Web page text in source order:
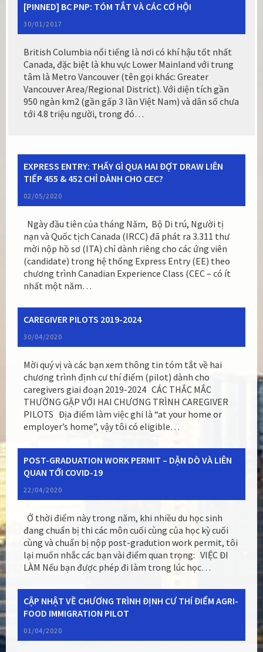
[PINNED] BC PNP: TÓM TẮT VÀ CÁC CƠ HỘI
30/01/2017
British Columbia nổi tiếng là nơi có khí hậu tốt nhất
Canada, đặc biệt là khu vực Lower Mainland với trung
tâm là Metro Vancouver (tên gọi khác: Greater
Vancouver Area/Regional District). Với diện tích gần
950 ngàn km2 (gần gấp 3 lần Việt Nam) và dân số chưa
tới 4.8 triệu người, trong đó…
EXPRESS ENTRY: THẤY GÌ QUA HAI ĐỢT DRAW LIÊN
TIẾP 455 & 452 CHỈ DÀNH CHO CEC?
02/05/2020
Ngày đầu tiên của tháng Năm, Bộ Di trú, Người tị
nạn và Quốc tịch Canada (IRCC) đã phát ra 3.311 thư
mời nộp hồ sơ (ITA) chỉ dành riêng cho các ứng viên
(candidate) trong hệ thống Express Entry (EE) theo
chương trình Canadian Experience Class (CEC – có ít
nhất một năm…
CAREGIVER PILOTS 2019-2024
30/04/2020
Mời quý vị và các bạn xem thông tin tóm tắt về hai
chương trình định cư thí điểm (pilot) dành cho
caregivers giai đoạn 2019-2024 CÁC THẮC MẮC
THƯỜNG GẶP VỚI HAI CHƯƠNG TRÌNH CAREGIVER
PILOTS Địa điểm làm việc ghi là “at your home or
employer’s home”, vậy tôi có eligible…
POST-GRADUATION WORK PERMIT – DẶN DÒ VÀ LIÊN
QUAN TỚI COVID-19
22/04/2020
Ở thời điểm này trong năm, khi nhiều du học sinh
đang chuẩn bị thi các môn cuối cùng của học kỳ cuối
cùng và chuẩn bị nộp post-gradution work permit, tôi
lại muốn nhắc các bạn vài điểm quan trọng: VIỆC ĐI
LÀM Nếu bạn được phép đi làm trong lúc học…
CẬP NHẬT VỀ CHƯƠNG TRÌNH ĐỊNH CƯ THÍ ĐIỂM AGRI-
FOOD IMMIGRATION PILOT
01/04/2020